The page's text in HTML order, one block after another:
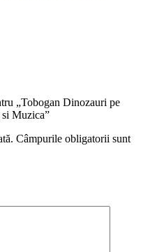
„Tobogan Dinozauri pe
Muzica”
Câmpurile obligatorii sunt